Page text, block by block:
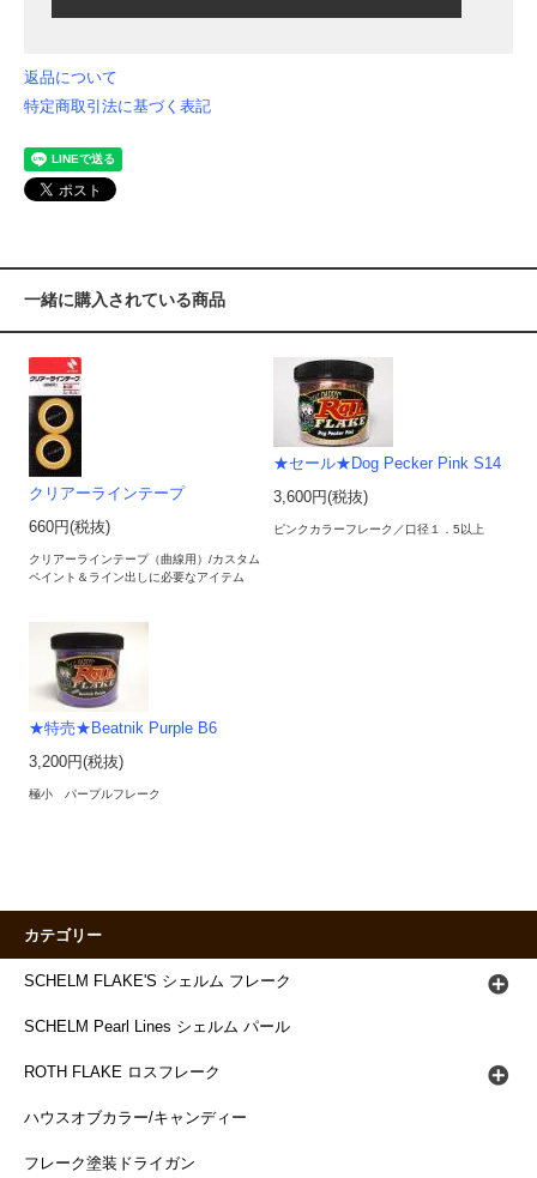
返品について
特定商取引法に基づく表記
一緒に購入されている商品
クリアーラインテープ
660円(税抜)
クリアーラインテープ（曲線用）/カスタム
ペイント＆ライン出しに必要なアイテム
★セール★Dog Pecker Pink S14
3,600円(税抜)
ピンクカラーフレーク／口径１．5以上
★特売★Beatnik Purple B6
3,200円(税抜)
極小 パープルフレーク
カテゴリー
SCHELM FLAKE'S シェルム フレーク
SCHELM Pearl Lines シェルム パール
ROTH FLAKE ロスフレーク
ハウスオブカラー/キャンディー
フレーク塗装ドライガン